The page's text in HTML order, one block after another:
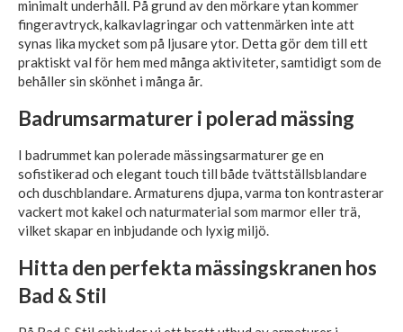
minimalt underhåll. På grund av den mörkare ytan kommer
fingeravtryck, kalkavlagringar och vattenmärken inte att
synas lika mycket som på ljusare ytor. Detta gör dem till ett
praktiskt val för hem med många aktiviteter, samtidigt som de
behåller sin skönhet i många år.
Badrumsarmaturer i polerad mässing
I badrummet kan polerade mässingsarmaturer ge en
sofistikerad och elegant touch till både tvättställsblandare
och duschblandare. Armaturens djupa, varma ton kontrasterar
vackert mot kakel och naturmaterial som marmor eller trä,
vilket skapar en inbjudande och lyxig miljö.
Hitta den perfekta mässingskranen hos
Bad & Stil